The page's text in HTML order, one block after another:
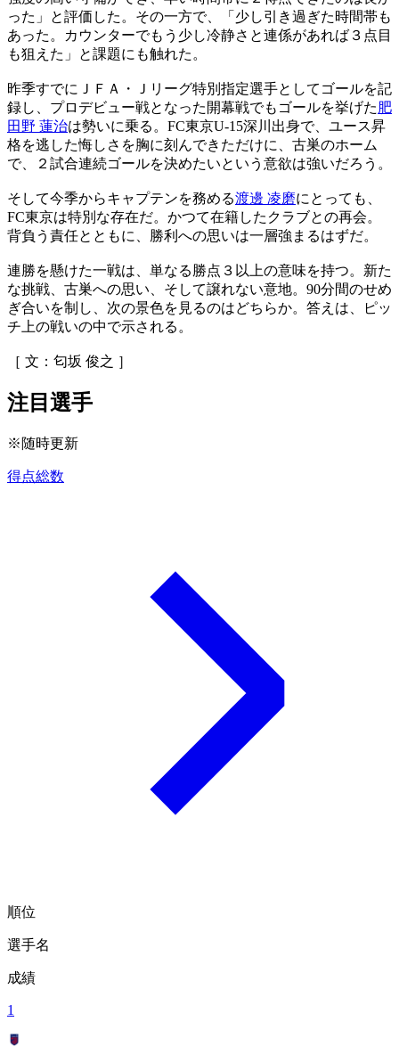
った」と評価した。その一方で、「少し引き過ぎた時間帯も
あった。カウンターでもう少し冷静さと連係があれば３点目
も狙えた」と課題にも触れた。
昨季すでにＪＦＡ・Ｊリーグ特別指定選手としてゴールを記
録し、プロデビュー戦となった開幕戦でもゴールを挙げた肥
田野 蓮治は勢いに乗る。FC東京U-15深川出身で、ユース昇
格を逃した悔しさを胸に刻んできただけに、古巣のホーム
で、２試合連続ゴールを決めたいという意欲は強いだろう。
そして今季からキャプテンを務める渡邊 凌磨にとっても、
FC東京は特別な存在だ。かつて在籍したクラブとの再会。
背負う責任とともに、勝利への思いは一層強まるはずだ。
連勝を懸けた一戦は、単なる勝点３以上の意味を持つ。新た
な挑戦、古巣への思い、そして譲れない意地。90分間のせめ
ぎ合いを制し、次の景色を見るのはどちらか。答えは、ピッ
チ上の戦いの中で示される。
［ 文：匂坂 俊之 ］
注目選手
※随時更新
得点総数
順位
選手名
成績
1